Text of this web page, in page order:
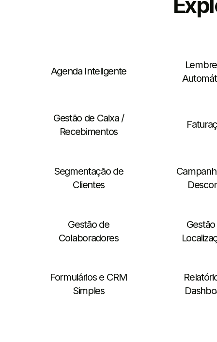
Agenda Inteligente
Gestão de Caixa /
Recebimentos
Segmentação de
Clientes
Gestão de
Colaboradores
Formulários e CRM
Simples